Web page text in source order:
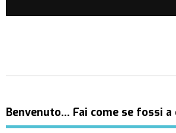
Benvenuto… Fai come se fossi a